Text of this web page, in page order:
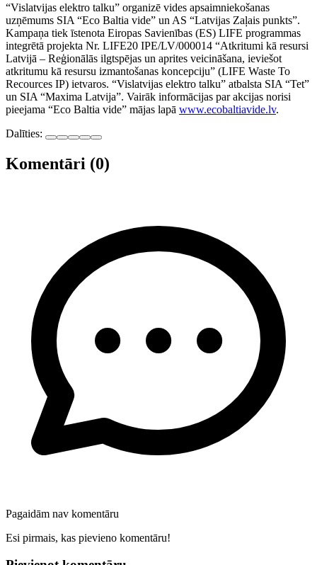
“Vislatvijas elektro talku” organizē vides apsaimniekošanas
uzņēmums SIA “Eco Baltia vide” un AS “Latvijas Zaļais punkts”.
Kampaņa tiek īstenota Eiropas Savienības (ES) LIFE programmas
integrētā projekta Nr. LIFE20 IPE/LV/000014 “Atkritumi kā resursi
Latvijā – Reģionālās ilgtspējas un aprites veicināšana, ieviešot
atkritumu kā resursu izmantošanas koncepciju” (LIFE Waste To
Recources IP) ietvaros. “Vislatvijas elektro talku” atbalsta SIA “Tet”
un SIA “Maxima Latvija”. Vairāk informācijas par akcijas norisi
pieejama “Eco Baltia vide” mājas lapā www.ecobaltiavide.lv.
Dalīties:
Komentāri (0)
Pagaidām nav komentāru
Esi pirmais, kas pievieno komentāru!